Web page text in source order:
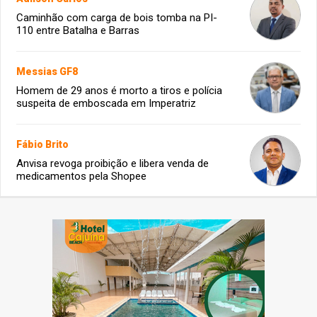
Caminhão com carga de bois tomba na PI-
110 entre Batalha e Barras
Messias GF8
Homem de 29 anos é morto a tiros e polícia
suspeita de emboscada em Imperatriz
Fábio Brito
Anvisa revoga proibição e libera venda de
medicamentos pela Shopee